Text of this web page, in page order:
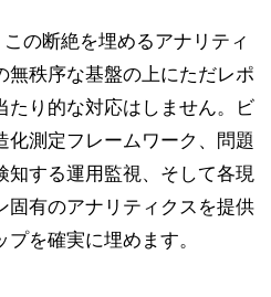
の断絶を埋めるアナリティ
無秩序な基盤の上にただレポ
たり的な対応はしません。ビ
化測定フレームワーク、問題
知する運用監視、そして各現
固有のアナリティクスを提供
を確実に埋めます。